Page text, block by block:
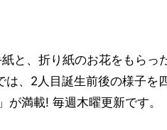
と、折り紙のお花をもらっ
、2人目誕生前後の様子を
満載! 毎週木曜更新です。